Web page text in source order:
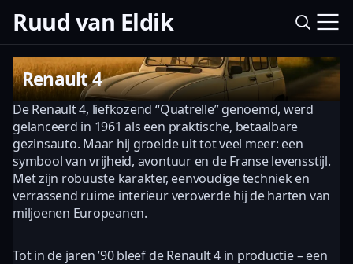
Ruud van Eldik
Renault 4
De Renault 4, liefkozend “Quatrelle” genoemd, werd
gelanceerd in 1961 als een praktische, betaalbare
gezinsauto. Maar hij groeide uit tot veel meer: een
symbool van vrijheid, avontuur en de Franse levensstijl.
Met zijn robuuste karakter, eenvoudige techniek en
verrassend ruime interieur veroverde hij de harten van
miljoenen Europeanen.
Tot in de jaren ’90 bleef de Renault 4 in productie – een